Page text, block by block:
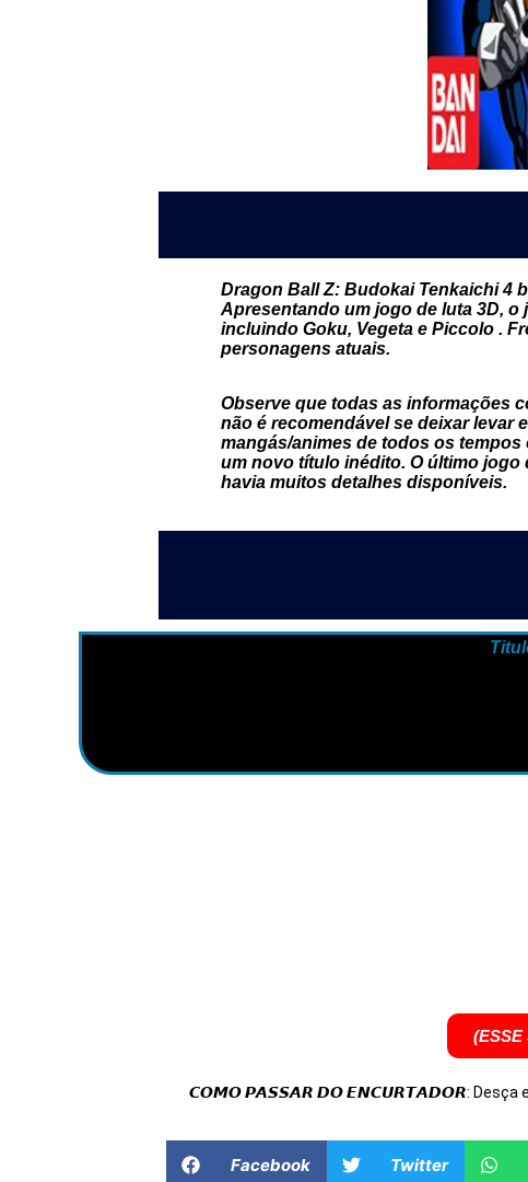
Dragon Ball Z: Budokai Tenkaichi 4
Apresentando um jogo de luta 3D,
incluindo Goku, Vegeta e Piccolo .
personagens atuais.
Observe que todas as informações
não é recomendável se deixar levar
mangás/animes de todos os
um novo título inédito. O último jogo
havia muitos detalhes disponíveis.
(ESSE
𝘾𝙊𝙈𝙊 𝙋𝘼𝙎𝙎𝘼𝙍 𝘿𝙊 𝙀𝙉𝘾𝙐𝙍𝙏𝘼𝘿𝙊𝙍: Desça e
Facebook Twitter